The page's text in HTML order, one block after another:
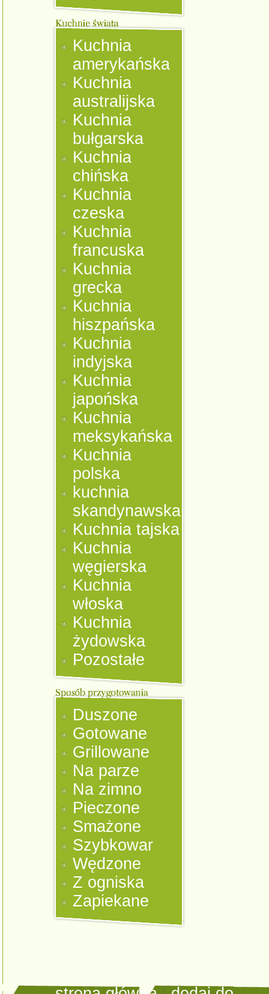
Kuchnia
amerykańska
Kuchnia
australijska
Kuchnia
bułgarska
Kuchnia
chińska
Kuchnia
czeska
Kuchnia
francuska
Kuchnia
grecka
Kuchnia
hiszpańska
Kuchnia
indyjska
Kuchnia
japońska
Kuchnia
meksykańska
Kuchnia
polska
kuchnia
skandynawska
Kuchnia tajska
Kuchnia
węgierska
Kuchnia
włoska
Kuchnia
żydowska
Pozostałe
Duszone
Gotowane
Grillowane
Na parze
Na zimno
Pieczone
Smażone
Szybkowar
Wędzone
Z ogniska
Zapiekane